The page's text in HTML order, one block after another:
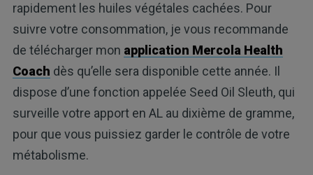
rapidement les huiles végétales cachées. Pour
suivre votre consommation, je vous recommande
de télécharger mon application Mercola Health
Coach dès qu’elle sera disponible cette année. Il
dispose d’une fonction appelée Seed Oil Sleuth, qui
surveille votre apport en AL au dixième de gramme,
pour que vous puissiez garder le contrôle de votre
métabolisme.